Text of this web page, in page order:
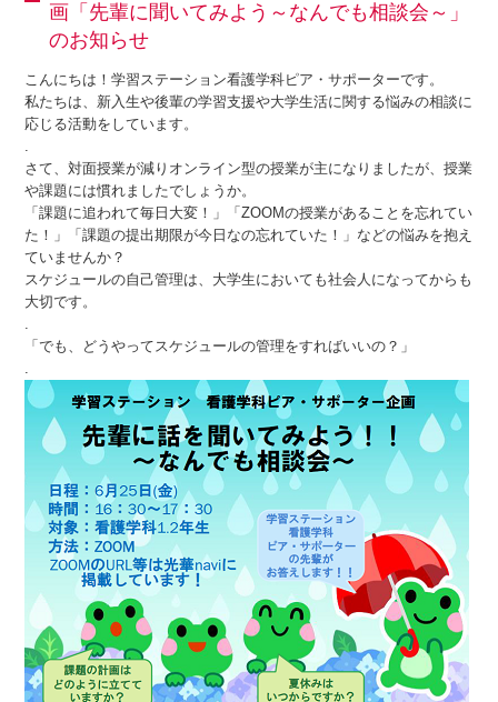
画「先輩に聞いてみよう～なんでも相談会～」
のお知らせ
こんにちは！学習ステーション看護学科ピア・サポーターです。
私たちは、新入生や後輩の学習支援や大学生活に関する悩みの相談に
応じる活動をしています。
.
さて、対面授業が減りオンライン型の授業が主になりましたが、授業
や課題には慣れましたでしょうか。
「課題に追われて毎日大変！」「ZOOMの授業があることを忘れてい
た！」「課題の提出期限が今日なの忘れていた！」などの悩みを抱え
ていませんか？
スケジュールの自己管理は、大学生においても社会人になってからも
大切です。
.
「でも、どうやってスケジュールの管理をすればいいの？」
.